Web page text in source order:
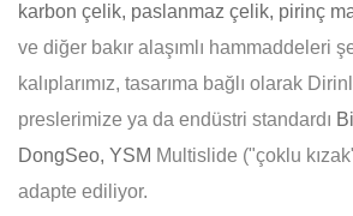
karbon çelik, paslanmaz çelik, pirinç
ve diğer bakır alaşımlı hammaddeleri
kalıplarımız, tasarıma bağlı olarak
preslerimize ya da endüstri standardı
DongSeo, YSM Multislide ("çoklu
adapte ediliyor.